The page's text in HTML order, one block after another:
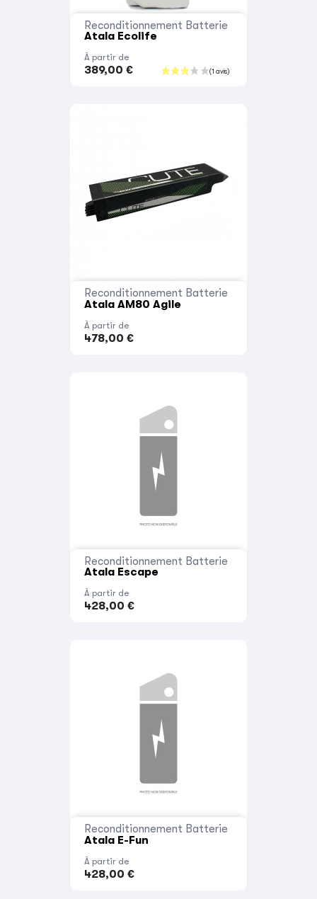
Reconditionnement Batterie
Atala Ecolife
À partir de
389,00 €
Reconditionnement Batterie
Atala AM80 Agile
À partir de
478,00 €
Reconditionnement Batterie
Atala Escape
À partir de
428,00 €
Reconditionnement Batterie
Atala E-Fun
À partir de
428,00 €